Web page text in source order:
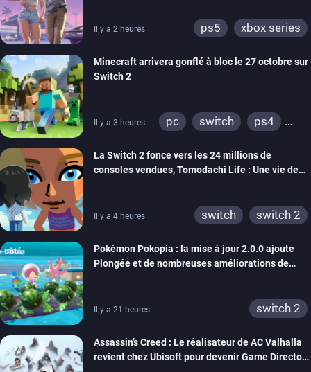
Il y a 2 heures ps5 xbox series
Minecraft arrivera gonflé à bloc le 27 octobre sur
Switch 2
Il y a 3 heures pc switch
ps4
wiiu
3ds
ps3
xbox 360
switch 2
La Switch 2 fonce vers les 24 millions de
consoles vendues, Tomodachi Life : Une vie de
Il y a 4 heures switch switch 2
Pokémon Pokopia : la mise à jour 2.0.0 ajoute
Plongée et de nombreuses améliorations de
Il y a 21 heures switch 2
Assassin’s Creed : Le réalisateur de AC Valhalla
revient chez Ubisoft pour devenir Game Director